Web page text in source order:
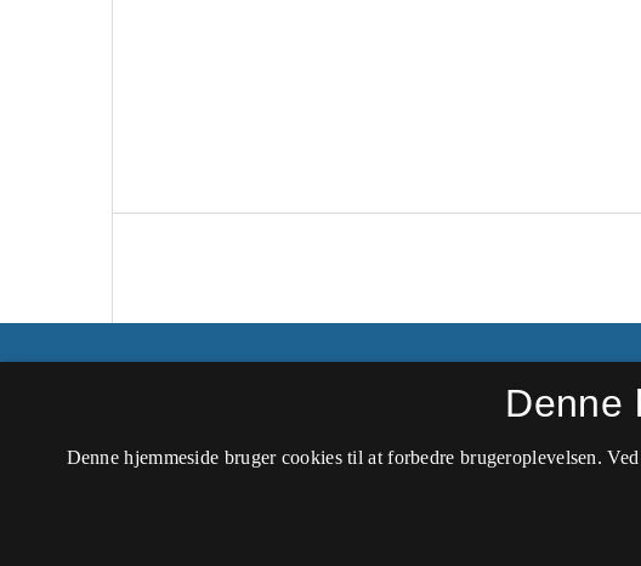
Peripeti ‒ Tidsskrift for dramaturgiske studier
ISSN 2245-893X (Online)
Denne
Denne hjemmeside bruger cookies til at forbedre brugeroplevelsen.